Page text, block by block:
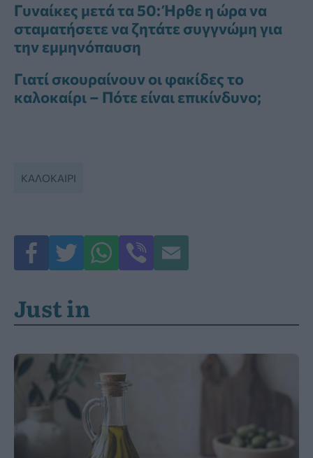
Γυναίκες μετά τα 50: Ήρθε η ώρα να
σταματήσετε να ζητάτε συγγνώμη για
την εμμηνόπαυση
Γιατί σκουραίνουν οι φακίδες το
καλοκαίρι – Πότε είναι επικίνδυνο;
ΚΑΛΟΚΑΊΡΙ
Just in